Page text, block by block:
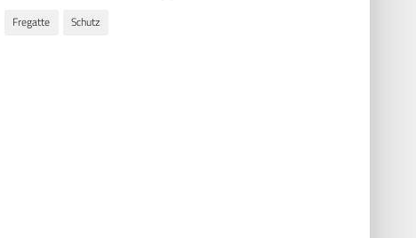
Fregatte Schutz